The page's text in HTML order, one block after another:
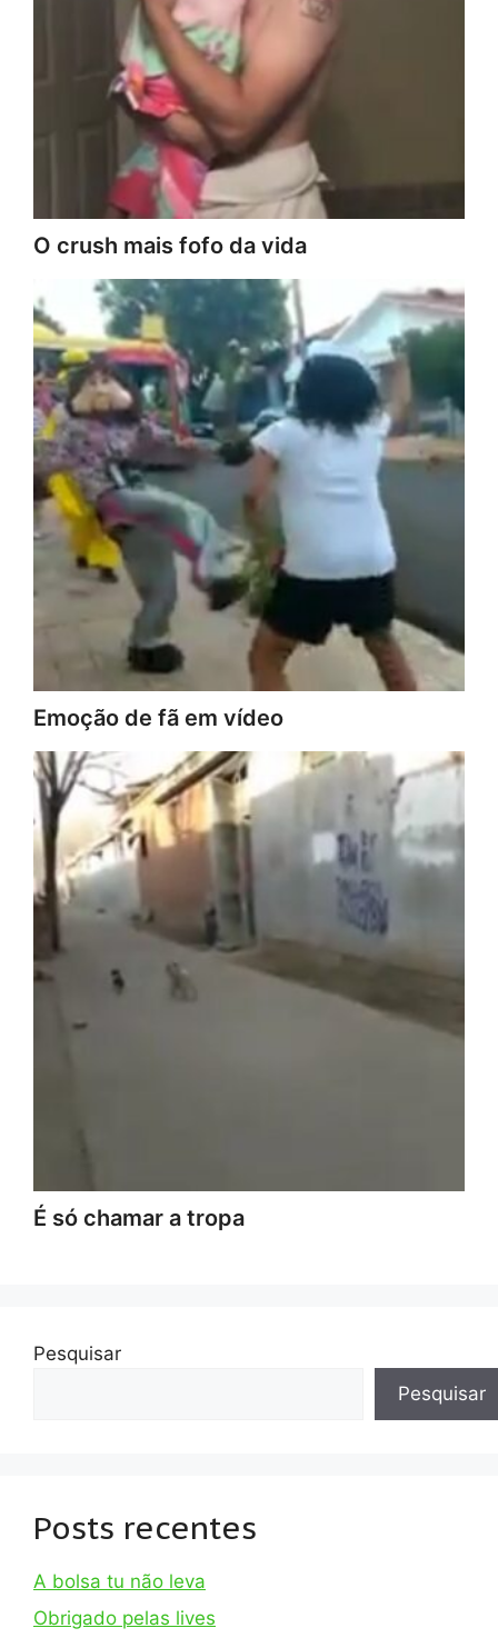
O crush mais fofo da vida
Emoção de fã em vídeo
É só chamar a tropa
Pesquisar
Pesquisar
Posts recentes
A bolsa tu não leva
Obrigado pelas lives